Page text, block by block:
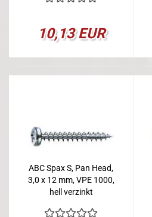
10,13 EUR
ABC Spax S, Pan Head,
3,0 x 12 mm, VPE 1000,
hell verzinkt